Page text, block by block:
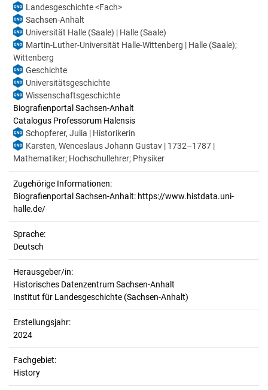
Landesgeschichte <Fach>
Sachsen-Anhalt
Universität Halle (Saale) | Halle (Saale)
Martin-Luther-Universität Halle-Wittenberg | Halle (Saale);
Wittenberg
Geschichte
Universitätsgeschichte
Wissenschaftsgeschichte
Biografienportal Sachsen-Anhalt
Catalogus Professorum Halensis
Schopferer, Julia | Historikerin
Karsten, Wenceslaus Johann Gustav | 1732–1787 |
Mathematiker; Hochschullehrer; Physiker
Zugehörige Informationen:
Biografienportal Sachsen-Anhalt: https://www.histdata.uni-
halle.de/
Sprache:
Deutsch
Herausgeber/in:
Historisches Datenzentrum Sachsen-Anhalt
Institut für Landesgeschichte (Sachsen-Anhalt)
Erstellungsjahr:
2024
Fachgebiet:
History